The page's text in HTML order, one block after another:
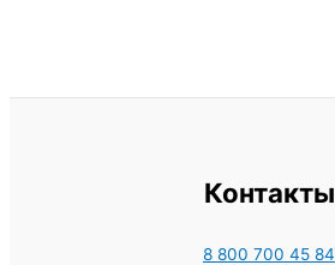
Контакты
8 800 700 45 84